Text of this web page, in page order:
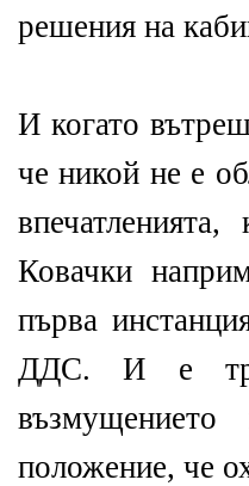
решения на
И когато
че никой не е
Ковачки
първа
ДДС. И е
положение, че